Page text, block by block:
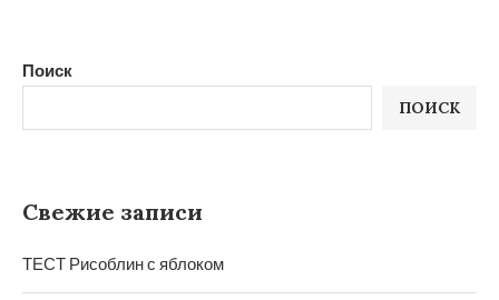
Поиск
ПОИСК
Свежие записи
ТЕСТ Рисоблин с яблоком